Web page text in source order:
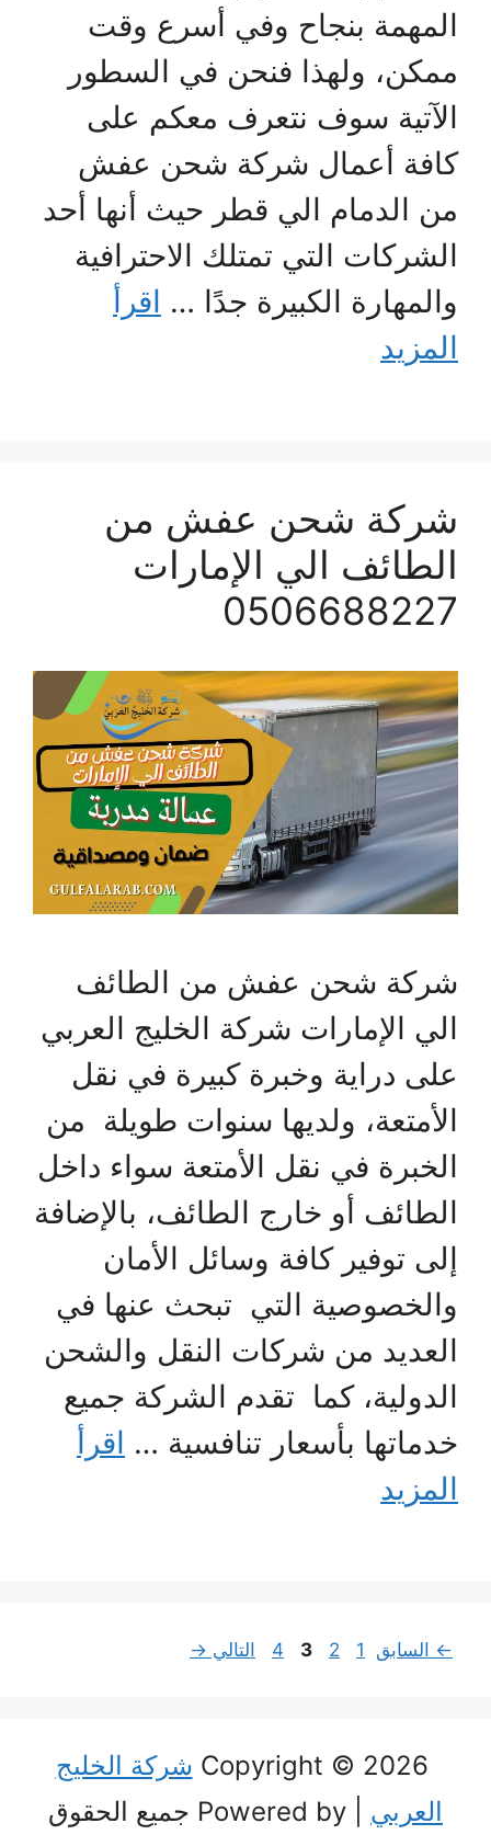
المهمة بنجاح وفي أسرع وقت
ممكن، ولهذا فنحن في السطور
الآتية سوف نتعرف معكم على
كافة أعمال شركة شحن عفش
من الدمام الي قطر حيث أنها أحد
الشركات التي تمتلك الاحترافية
والمهارة الكبيرة جدًا … اقرأ
المزيد
شركة شحن عفش من
الطائف الي الإمارات
0506688227
شركة شحن عفش من الطائف
الي الإمارات شركة الخليج العربي
على دراية وخبرة كبيرة في نقل
الأمتعة، ولديها سنوات طويلة من
الخبرة في نقل الأمتعة سواء داخل
الطائف أو خارج الطائف، بالإضافة
إلى توفير كافة وسائل الأمان
والخصوصية التي تبحث عنها في
العديد من شركات النقل والشحن
الدولية، كما تقدم الشركة جميع
خدماتها بأسعار تنافسية … اقرأ
المزيد
← السابق Page
1
Page
2
Page
3
Page
4 التالي →
شركة الخليج
العربي
| Powered by جميع الحقوق